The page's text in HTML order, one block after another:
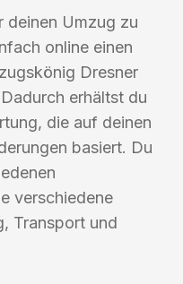
deinen Umzug zu
online einen
Dresner
erhältst du
die auf deinen
basiert. Du
verschiedene
Transport und